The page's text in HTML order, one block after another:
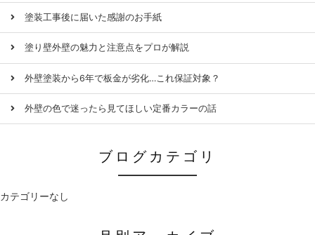
塗装工事後に届いた感謝のお手紙
塗り壁外壁の魅力と注意点をプロが解説
外壁塗装から6年で板金が劣化…これ保証対象？
外壁の色で迷ったら見てほしい定番カラーの話
ブログカテゴリ
カテゴリーなし